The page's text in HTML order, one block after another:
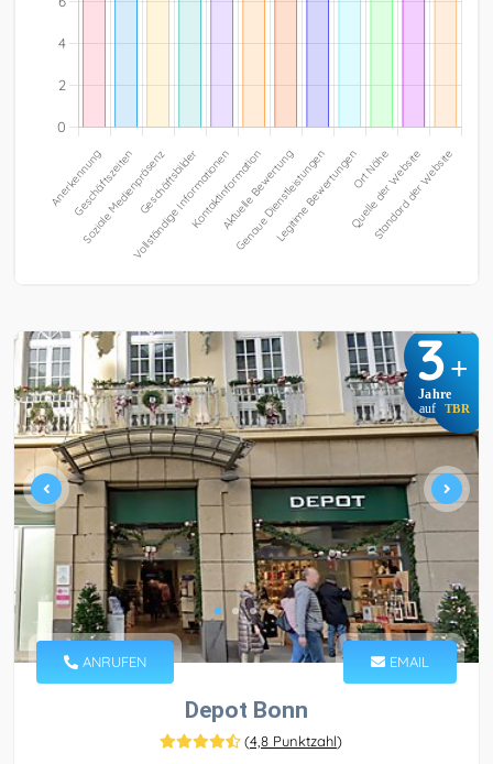
3+
Jahre
auf TBR
ANRUFEN EMAIL
Depot Bonn
(4,8 Punktzahl)